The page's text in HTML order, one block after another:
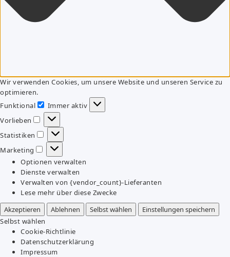
Wir verwenden Cookies, um unsere Website und unseren Service zu
optimieren.
Funktional
Funktional
Immer aktiv
Vorlieben
Vorlieben
Statistiken
Statistiken
Marketing
Marketing
Optionen verwalten
Dienste verwalten
Verwalten von {vendor_count}-Lieferanten
Lese mehr über diese Zwecke
Akzeptieren
Ablehnen Selbst wählen
Einstellungen speichern
Selbst wählen
Cookie-Richtlinie
Datenschutzerklärung
Impressum